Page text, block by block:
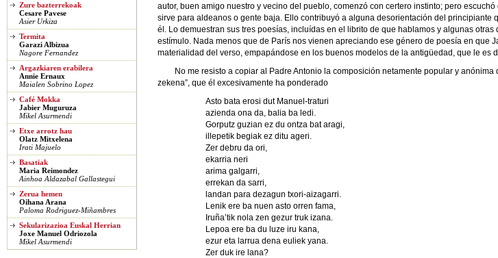
autor, buen amigo nuestro y vecino del pueblo, comenzó con certero instinto; pero
sirve para aldeanos o gente baja. Ello contribuyó a alguna desorientación del
él. Lo demuestran sus tres poesías, incluídas en el librito de que hablamos y algunas
estímulo. Nada menos que de París nos vienen apreciando ese género de poesía en que
materialidad del verso, empapándose en los buenos modelos de la antigüedad, que le es
No me resisto a copiar al Padre Antonio la composición netamente popular y
zekena”, que él excesivamente ha ponderado
Asto bata erosi dut Manuel-traturi
azienda ona da, balia ba ledi.
Gorputz guzian ez du ontza bat aragi,
illepetik begiak ez ditu ageri.
Zer debru da ori,
ekarria neri
arima galgarri,
errekan da sarri,
landan para dezagun txori-aizagarri.
Lenik ere ba nuen asto orren fama,
Iruña’tik nola zen gezur truk izana.
Lepoa ere ba du luze iru kana,
ezur eta larrua dena euliek yana.
Zer duk ire lana?
Zure bazterrekoak
Cesare Pavese
Asier Urkiza
Termita
Garazi Albizua
Nagore Fernandez
Argazkiaren erabilera
Annie Ernaux
Maialen Sobrino Lopez
Café Mokka
Jabier Muguruza
Mikel Asurmendi
Etxe arrotz hau
Olatz Mitxelena
Irati Majuelo
Basatiak
Maria Reimondez
Ainhoa Aldazabal Gallastegui
Zerua hemen
Oihana Arana
Paloma Rodriguez-Miñambres
Sekularizazioa Euskal Herrian
Joxe Manuel Odriozola
Mikel Asurmendi